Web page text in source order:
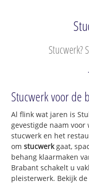
Stucwerk?
Stucwerk voor de
Al flink wat jaren is
gevestigde naam
stucwerk en het
omstucwerkgaat,
behang klaarmaken
Brabant schakelt u
pleisterwerk. Bekijk